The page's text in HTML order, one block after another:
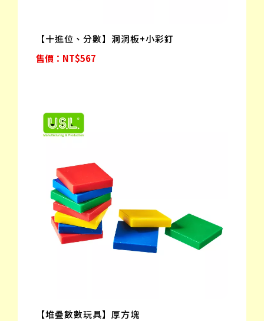
【十進位、分數】洞洞板+小彩釘
售價：NT$567
【堆疊數數玩具】厚方塊